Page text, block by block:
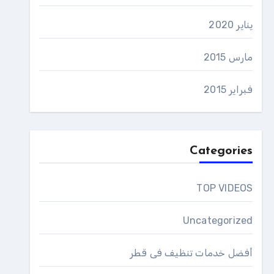
يناير 2020
مارس 2015
فبراير 2015
Categories
TOP VIDEOS
Uncategorized
أفضل خدمات تنظيف فى قطر